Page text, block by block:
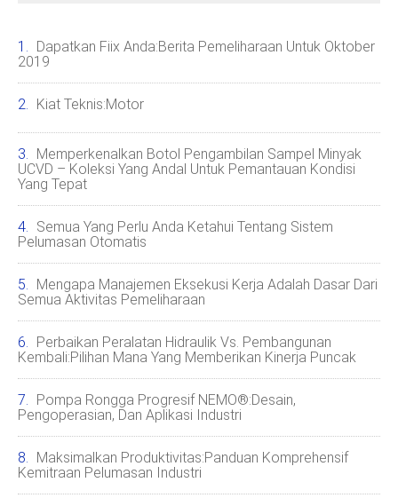
Dapatkan Fiix Anda:Berita Pemeliharaan Untuk Oktober
2019
Kiat Teknis:Motor
Memperkenalkan Botol Pengambilan Sampel Minyak
UCVD – Koleksi Yang Andal Untuk Pemantauan Kondisi
Yang Tepat
Semua Yang Perlu Anda Ketahui Tentang Sistem
Pelumasan Otomatis
Mengapa Manajemen Eksekusi Kerja Adalah Dasar Dari
Semua Aktivitas Pemeliharaan
Perbaikan Peralatan Hidraulik Vs. Pembangunan
Kembali:Pilihan Mana Yang Memberikan Kinerja Puncak
Pompa Rongga Progresif NEMO®:Desain,
Pengoperasian, Dan Aplikasi Industri
Maksimalkan Produktivitas:Panduan Komprehensif
Kemitraan Pelumasan Industri